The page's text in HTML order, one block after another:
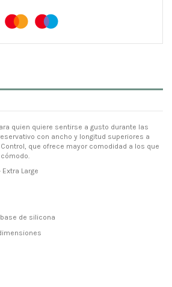
quien quiere sentirse a gusto durante las
con ancho y longitud superiores a
que ofrece mayor comodidad a los que
Large
de silicona